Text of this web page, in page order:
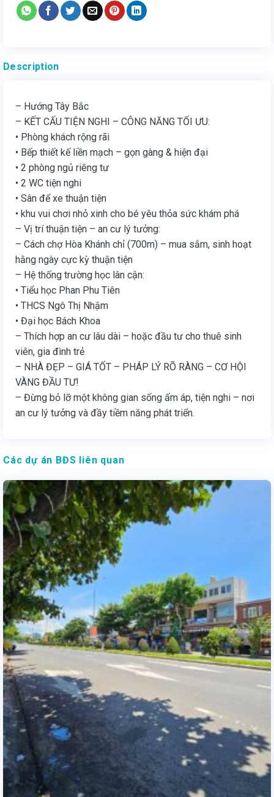
Description
– Hướng Tây Bắc
– KẾT CẤU TIỆN NGHI – CÔNG NĂNG TỐI ƯU:
• Phòng khách rộng rãi
• Bếp thiết kế liền mạch – gọn gàng & hiện đại
• 2 phòng ngủ riêng tư
• 2 WC tiện nghi
• Sân để xe thuận tiện
• khu vui chơi nhỏ xinh cho bé yêu thỏa sức khám phá
– Vị trí thuận tiện – an cư lý tưởng:
– Cách chợ Hòa Khánh chỉ (700m) – mua sắm, sinh hoạt
hằng ngày cực kỳ thuận tiện
– Hệ thống trường học lân cận:
• Tiểu học Phan Phu Tiên
• THCS Ngô Thị Nhậm
• Đại học Bách Khoa
– Thích hợp an cư lâu dài – hoặc đầu tư cho thuê sinh
viên, gia đình trẻ
– NHÀ ĐẸP – GIÁ TỐT – PHÁP LÝ RÕ RÀNG – CƠ HỘI
VÀNG ĐẦU TƯ!
– Đừng bỏ lỡ một không gian sống ấm áp, tiện nghi – nơi
an cư lý tưởng và đầy tiềm năng phát triển.
Các dự án BĐS liên quan